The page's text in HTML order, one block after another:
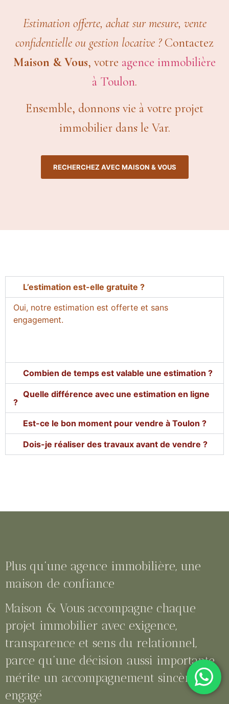
Estimation offerte, achat sur mesure, vente
confidentielle ou gestion locative ?Contactez
Maison & Vous, votre agence immobilière
à Toulon.
Ensemble, donnons vie à votre projet
immobilier dans le Var.
RECHERCHEZ AVEC MAISON & VOUS
L’estimation est-elle gratuite ?
Oui, notre estimation est offerte et sans
engagement.
Combien de temps est valable une estimation ?
Quelle différence avec une estimation en ligne
?
Est-ce le bon moment pour vendre à Toulon ?
Dois-je réaliser des travaux avant de vendre ?
Plus qu’une agence immobilière, une
maison de confiance
Maison & Vous accompagne chaque
projet immobilier avec exigence,
transparence et sens du relationnel,
parce qu’une décision aussi importante
mérite un accompagnement sincère et
engagé